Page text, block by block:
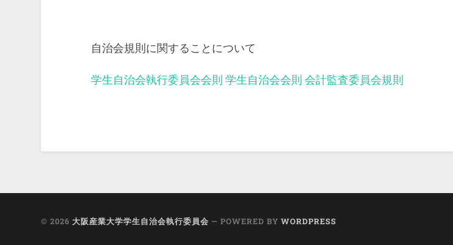
自治会規則に関することについて
学生自治会執行委員会会則 学生自治会会則 会計監査委員会規則
© 2026 大阪産業大学学生自治会執行委員会 — POWERED BYWORDPRESS